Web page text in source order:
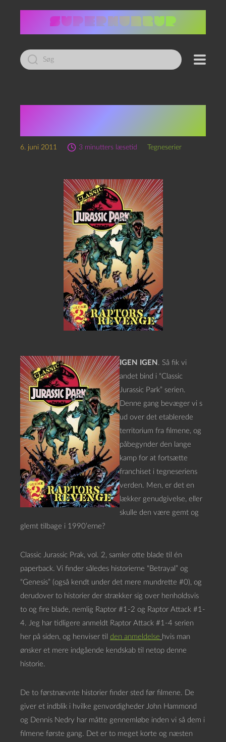
Led
efter:
6. juni 2011 3 minutters læsetid Tegneserier
IGEN IGEN . Så fik vi
andet bind i “Classic
Jurassic Park” serien.
Denne gang bevæger vi s
ud over det etablerede
territorium fra filmene, og
påbegynder den lange
kamp for at fortsætte
franchiset i tegneseriens
verden. Men, er det en
lækker genudgivelse, eller
skulle den være gemt og
glemt tilbage i 1990’erne?
Classic Jurassic Prak, vol. 2, samler otte blade til én
paperback. Vi finder således historierne “Betrayal” og
“Genesis” (også kendt under det mere mundrette #0), og
derudover to historier der strækker sig over henholdsvis
to og fire blade, nemlig Raptor #1-2 og Raptor Attack #1-
4. Jeg har tidligere anmeldt Raptor Attack #1-4 serien
her på siden, og henviser til den anmeldelse hvis man
ønsker et mere indgående kendskab til netop denne
historie.
De to førstnævnte historier finder sted før filmene. De
giver et indblik i hvilke genvordigheder John Hammond
og Dennis Nedry har måtte gennemløbe inden vi så dem i
filmene første gang. Det er to meget korte og næsten